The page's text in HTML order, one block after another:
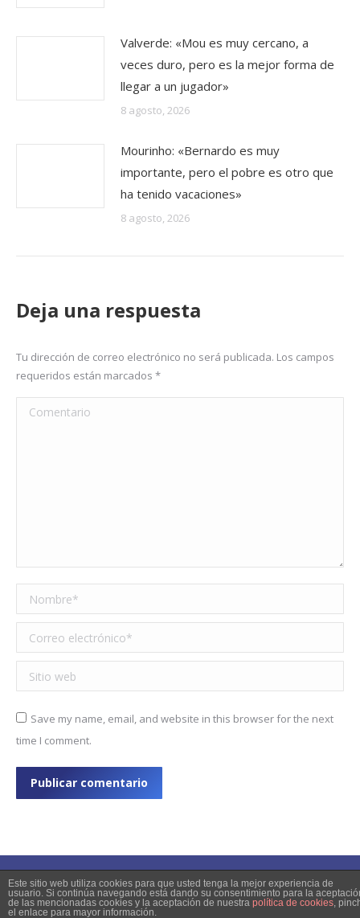
Valverde: «Mou es muy cercano, a
veces duro, pero es la mejor forma de
llegar a un jugador»
8 agosto, 2026
Mourinho: «Bernardo es muy
importante, pero el pobre es otro que
ha tenido vacaciones»
8 agosto, 2026
Deja una respuesta
Tu dirección de correo electrónico no será publicada. Los campos
requeridos están marcados *
Comentario
Nombre *
Correo electrónico *
Sitio web
Save my name, email, and website in this browser for the next
time I comment.
Publicar comentario
© 2023 Copyright
Este sitio web utiliza cookies para que usted tenga la mejor experiencia de
usuario. Si continúa navegando está dando su consentimiento para la
de las mencionadas cookies y la aceptación de nuestra política de cookies,
el enlace para mayor información.